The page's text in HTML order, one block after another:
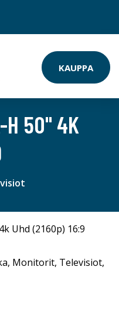
KAUPPA
H 50" 4K
, Monitorit, Televisiot,